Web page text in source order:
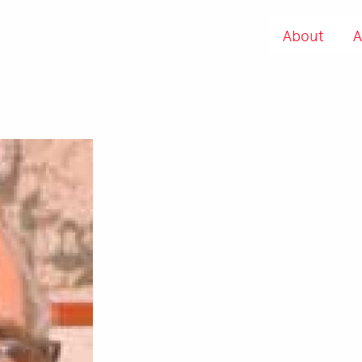
About